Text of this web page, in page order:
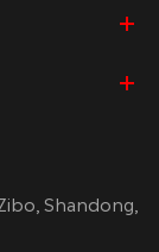
Shandong,